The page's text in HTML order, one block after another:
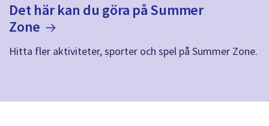
Det här kan du göra på Summer
Zone
Hitta fler aktiviteter, sporter och spel på Summer Zone.